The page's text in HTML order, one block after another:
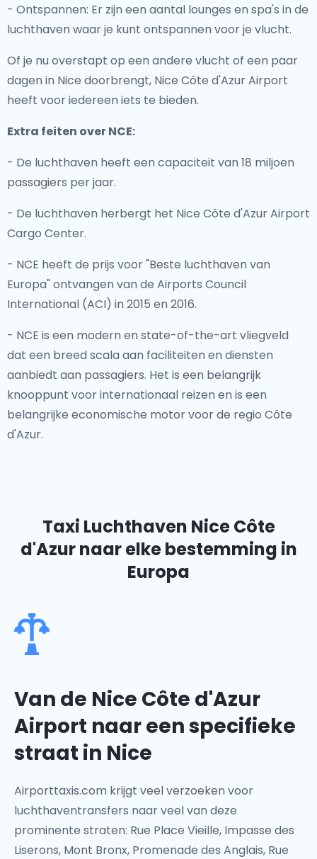
- Ontspannen: Er zijn een aantal lounges en spa's in de
luchthaven waar je kunt ontspannen voor je vlucht.
Of je nu overstapt op een andere vlucht of een paar
dagen in Nice doorbrengt, Nice Côte d'Azur Airport
heeft voor iedereen iets te bieden.
Extra feiten over NCE:
- De luchthaven heeft een capaciteit van 18 miljoen
passagiers per jaar.
- De luchthaven herbergt het Nice Côte d'Azur Airport
Cargo Center.
- NCE heeft de prijs voor "Beste luchthaven van
Europa" ontvangen van de Airports Council
International (ACI) in 2015 en 2016.
- NCE is een modern en state-of-the-art vliegveld
dat een breed scala aan faciliteiten en diensten
aanbiedt aan passagiers. Het is een belangrijk
knooppunt voor internationaal reizen en is een
belangrijke economische motor voor de regio Côte
d'Azur.
Taxi Luchthaven Nice Côte
d'Azurnaar elke bestemming in
Europa
Van de Nice Côte d'Azur
Airport naar een specifieke
straat in Nice
Airporttaxis.com krijgt veel verzoeken voor
luchthaventransfers naar veel van deze
prominente straten: Rue Place Vieille, Impasse des
Liserons, Mont Bronx, Promenade des Anglais, Rue